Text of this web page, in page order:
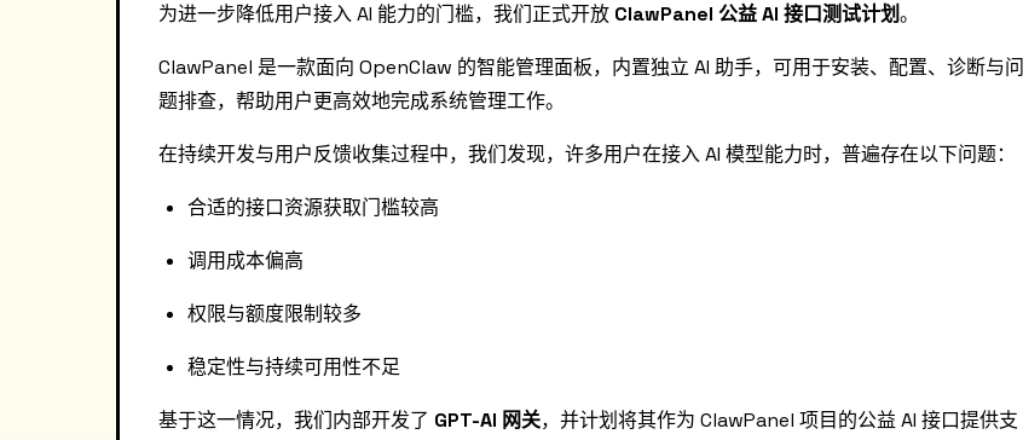
为进一步降低用户接入 AI 能力的门槛，我们正式开放 ClawPanel 公益 AI 接口测试计划。
ClawPanel 是一款面向 OpenClaw 的智能管理面板，内置独立 AI 助手，可用于安装、配置、诊断与问
题排查，帮助用户更高效地完成系统管理工作。
在持续开发与用户反馈收集过程中，我们发现，许多用户在接入 AI 模型能力时，普遍存在以下问题：
合适的接口资源获取门槛较高
调用成本偏高
权限与额度限制较多
稳定性与持续可用性不足
基于这一情况，我们内部开发了 GPT-AI 网关，并计划将其作为 ClawPanel 项目的公益 AI 接口提供支